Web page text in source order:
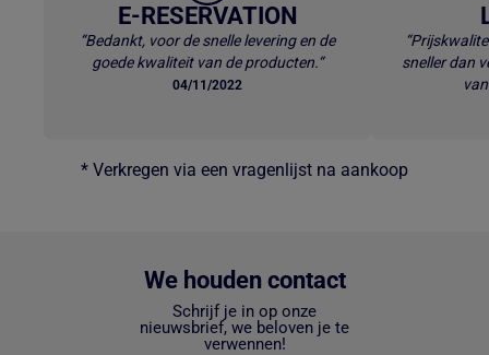
E-RESERVATION
“Bedankt, voor de snelle levering en de
goede kwaliteit van de producten.“
04/11/2022
sneller dan
* Verkregen via een vragenlijst na aankoop
We houden contact
Schrijf je in op onze
nieuwsbrief, we beloven je te
verwennen!